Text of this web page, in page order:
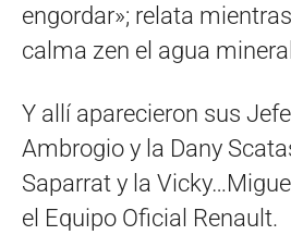
engordar»; relata
calma zen el agua
Y allí aparecieron sus
Ambrogio y la Dany
Saparrat y la
el Equipo Oficial Renault.